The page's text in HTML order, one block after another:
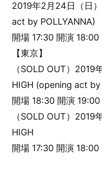
2019年2月24日（日
act by POLLYANNA)
開場 17:30 開演 18:00
【東京】
（SOLD OUT）2019
HIGH (opening act by
開場 18:30 開演 19:00
（SOLD OUT）2019
HIGH
開場 17:30 開演 18:00